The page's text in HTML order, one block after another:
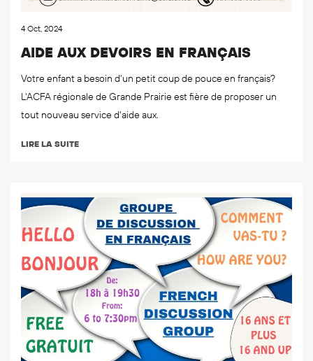
4 Oct, 2024
AIDE AUX DEVOIRS EN FRANÇAIS
Votre enfant a besoin d'un petit coup de pouce en français?
L'ACFA régionale de Grande Prairie est fière de proposer un
tout nouveau service d'aide aux.
LIRE LA SUITE